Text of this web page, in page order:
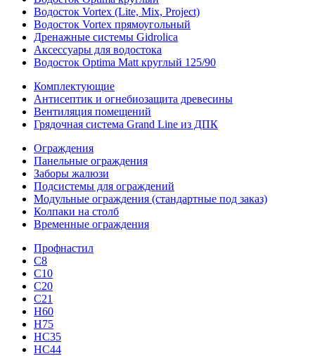
Водосток Vortex (Lite, Mix, Project)
Водосток Vortex прямоугольный
Дренажные системы Gidrolica
Аксессуары для водостока
Водосток Optima Matt круглый 125/90
Комплектующие
Антисептик и огнебиозащита древесины
Вентиляция помещений
Грядочная система Grand Line из ДПК
Ограждения
Панельные ограждения
Заборы жалюзи
Подсистемы для ограждений
Модульные ограждения (стандартные под заказ)
Колпаки на столб
Временные ограждения
Профнастил
С8
С10
С20
С21
H60
H75
HС35
НС44